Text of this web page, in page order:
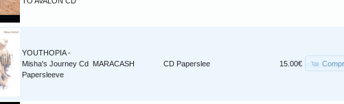
YOUTHOPIA -
Misha's Journey Cd
Papersleeve
MARACASH CD Paperslee 15.00€